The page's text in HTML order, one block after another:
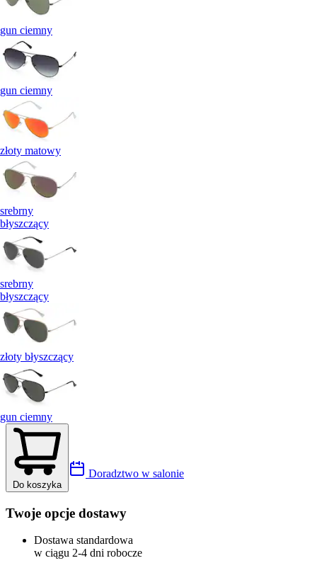
gun ciemny
gun ciemny
złoty matowy
srebrny
błyszczący
srebrny
błyszczący
złoty błyszczący
gun ciemny
Do koszyka
Doradztwo w salonie
Twoje opcje dostawy
Dostawa standardowa
w ciągu 2-4 dni robocze